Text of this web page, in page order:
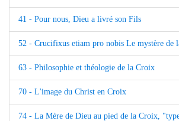
41 - Pour nous, Dieu a livré son Fils
52 - Crucifixus etiam pro nobis Le mystère de
63 - Philosophie et théologie de la Croix
70 - L'image du Christ en Croix
74 - La Mère de Dieu au pied de la Croix,